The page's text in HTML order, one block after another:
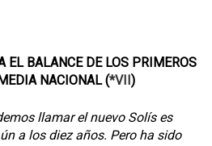
EL BALANCE DE LOS PRIMEROS
NACIONAL (*VII)
llamar el nuevo Solís es
a los diez años. Pero ha sido